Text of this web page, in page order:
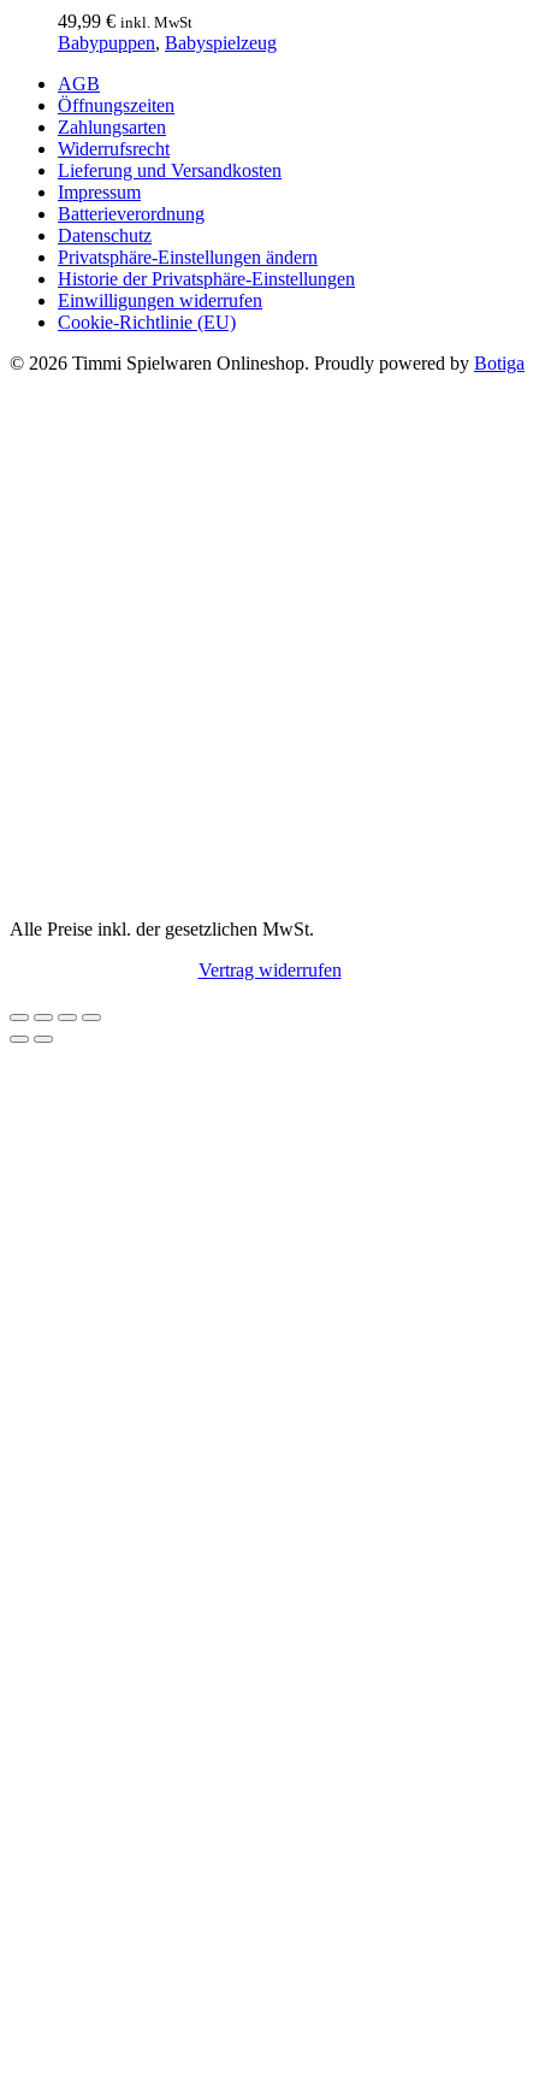
49,99 € inkl. MwSt
Babypuppen, Babyspielzeug
AGB
Öffnungszeiten
Zahlungsarten
Widerrufsrecht
Lieferung und Versandkosten
Impressum
Batterieverordnung
Datenschutz
Privatsphäre-Einstellungen ändern
Historie der Privatsphäre-Einstellungen
Einwilligungen widerrufen
Cookie-Richtlinie (EU)
© 2026 Timmi Spielwaren Onlineshop. Proudly powered by Botiga
Alle Preise inkl. der gesetzlichen MwSt.
Vertrag widerrufen